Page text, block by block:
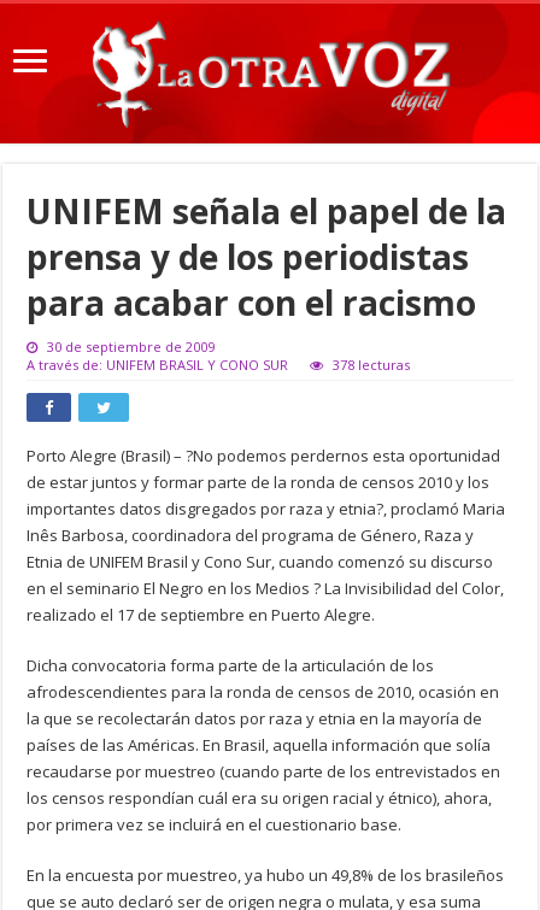
UNIFEM señala el papel de la
prensa y de los periodistas
para acabar con el racismo
30 de septiembre de 2009
A través de: UNIFEM BRASIL Y CONO SUR
378 lecturas
Porto Alegre (Brasil) – ?No podemos perdernos esta oportunidad
de estar juntos y formar parte de la ronda de censos 2010 y los
importantes datos disgregados por raza y etnia?, proclamó Maria
Inês Barbosa, coordinadora del programa de Género, Raza y
Etnia de UNIFEM Brasil y Cono Sur, cuando comenzó su discurso
en el seminario El Negro en los Medios ? La Invisibilidad del Color,
realizado el 17 de septiembre en Puerto Alegre.
Dicha convocatoria forma parte de la articulación de los
afrodescendientes para la ronda de censos de 2010, ocasión en
la que se recolectarán datos por raza y etnia en la mayoría de
países de las Américas. En Brasil, aquella información que solía
recaudarse por muestreo (cuando parte de los entrevistados en
los censos respondían cuál era su origen racial y étnico), ahora,
por primera vez se incluirá en el cuestionario base.
En la encuesta por muestreo, ya hubo un 49,8% de los brasileños
que se auto declaró ser de origen negra o mulata, y esa suma